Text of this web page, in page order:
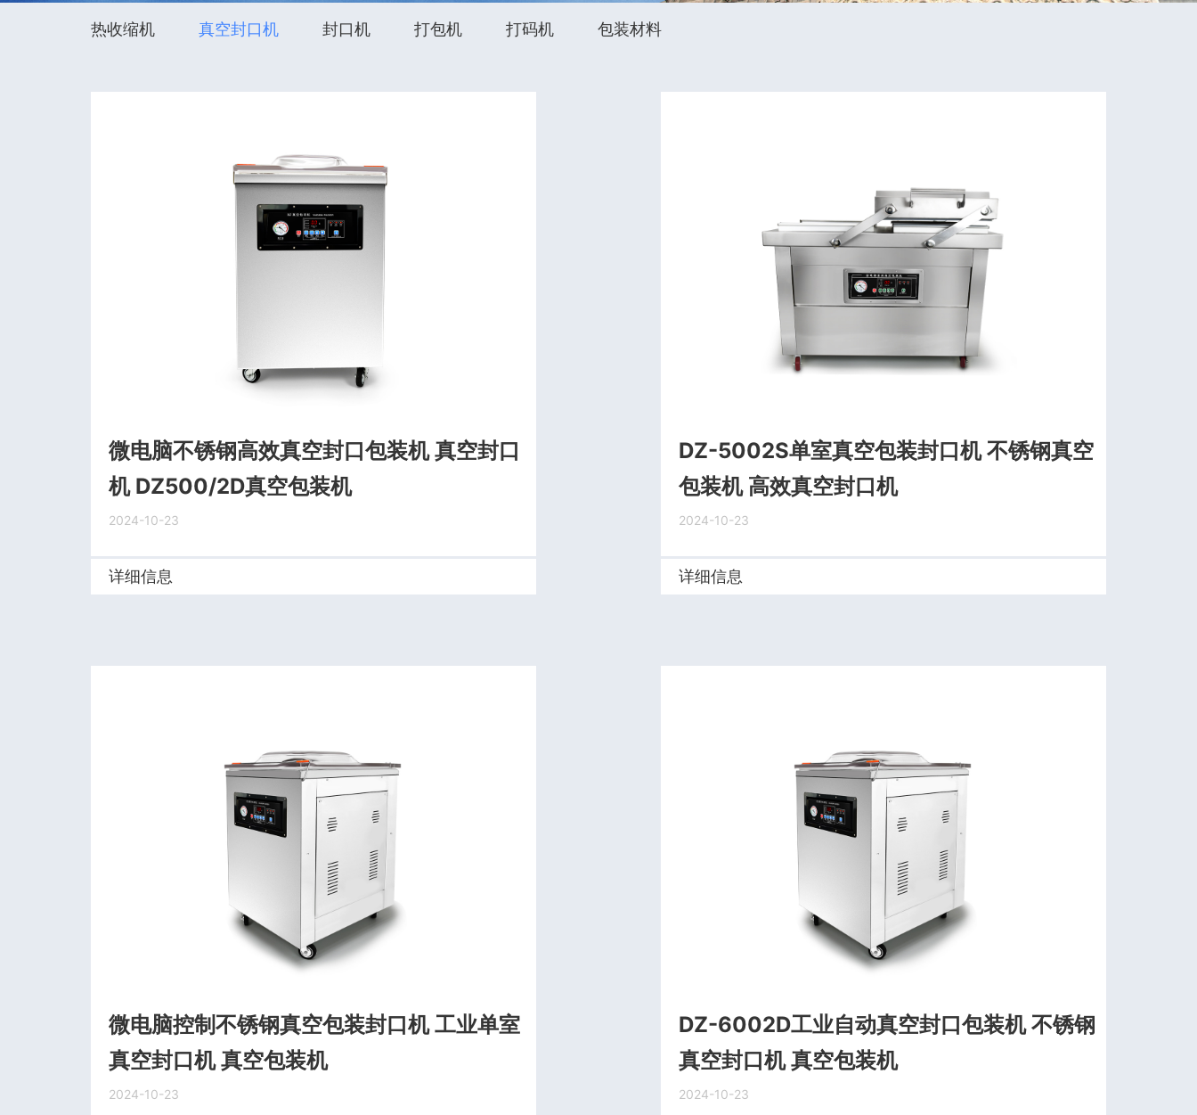
热收缩机 真空封口机 封口机 打包机 打码机 包装材料
微电脑不锈钢高效真空封口包装机 真空封口
机 DZ500/2D真空包装机
2024-10-23
详细信息
DZ-5002S单室真空包装封口机 不锈钢真空
包装机 高效真空封口机
2024-10-23
详细信息
微电脑控制不锈钢真空包装封口机 工业单室
真空封口机 真空包装机
2024-10-23
DZ-6002D工业自动真空封口包装机 不锈钢
真空封口机 真空包装机
2024-10-23